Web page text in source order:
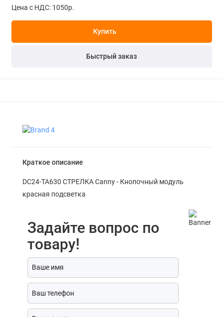
Цена с НДС: 1050р.
Купить
Быстрый заказ
Краткое описание
DC24-TA630 СТРЕЛКА Canny - Кнопочный модуль
красная подсветка
Задайте вопрос по
товару!